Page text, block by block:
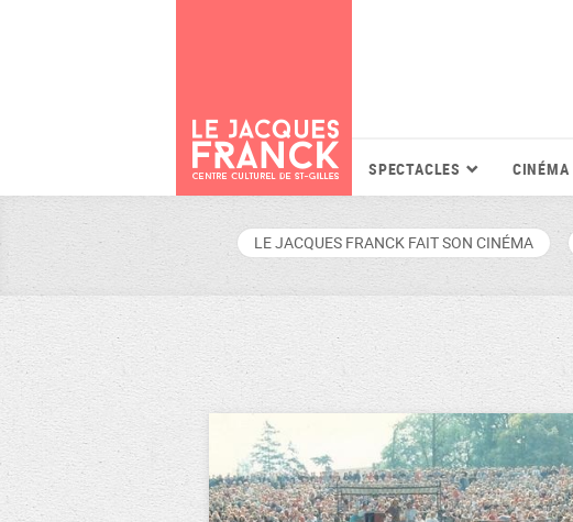
SPECTACLES CINÉMA
LE JACQUES FRANCK FAIT SON CINÉMA